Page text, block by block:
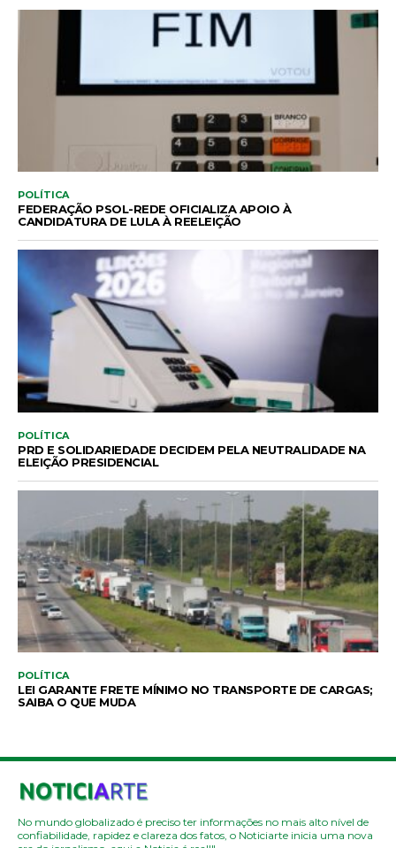
POLÍTICA
FEDERAÇÃO PSOL-REDE OFICIALIZA APOIO À
CANDIDATURA DE LULA À REELEIÇÃO
POLÍTICA
PRD E SOLIDARIEDADE DECIDEM PELA NEUTRALIDADE NA
ELEIÇÃO PRESIDENCIAL
POLÍTICA
LEI GARANTE FRETE MÍNIMO NO TRANSPORTE DE CARGAS;
SAIBA O QUE MUDA
No mundo globalizado é preciso ter informações no mais alto nível de
confiabilidade, rapidez e clareza dos fatos, o Noticiarte inicia uma nova